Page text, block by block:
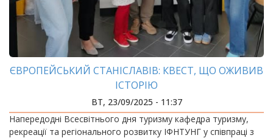
ЄВРОПЕЙСЬКИЙ СТАНІСЛАВІВ: КВЕСТ, ЩО ОЖИВИВ
ІСТОРІЮ
ВТ, 23/09/2025 - 11:37
Напередодні Всесвітнього дня туризму кафедра туризму,
рекреації та регіонального розвитку ІФНТУНГ у співпраці з